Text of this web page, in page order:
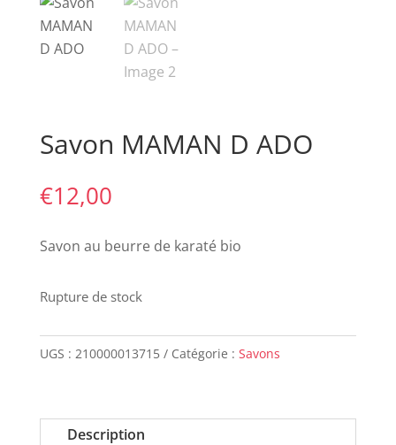
Savon MAMAN D ADO
€12,00
Savon au beurre de karaté bio
Rupture de stock
UGS : 210000013715 Catégorie : Savons
Description